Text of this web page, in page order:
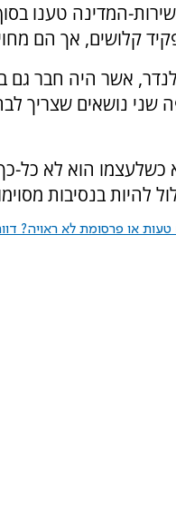
המדינה טענו
קלושים, אך הם
אשר היה חבר גם
שני נושאים שצריך
כשלעצמו הוא לא
להיות בנסיבות
או פרסומת לא ראויה?